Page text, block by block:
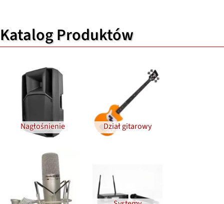
Katalog Produktów
Nagłośnienie Dział gitarowy